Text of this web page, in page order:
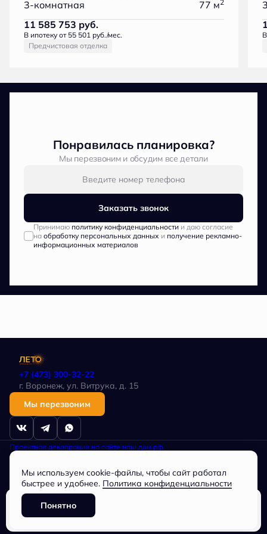
3-комнатная 77 м2
11 585 753 руб.
В ипотеку от 55 501 руб./мес.
Предчистовая отделка
Понравилась планировка?
Мы перезвоним и обсудим все детали
Заказать звонок
Принимаю политику конфиденциальностии даю согласие
на обработку персональных данных и получение рекламно-
информационных материалов
+7 (473) 300-32-22
г. Воронеж, ул. Витрука, д. 15
Мы перезвоним
Проектная декларация на сайте наш.дом.рф
Политика в отношении обработки персональных данных
исключительно информационный характер, не является публичной
офертой, определяемой положениями статьи 437 ГК РФ.
Общество с ограниченной ответственностью
СПЕЦИАЛИЗИРОВАННЫЙ ЗАСТРОЙЩИК «Партнер», ОГРН
1163668073744, ИНН 3662228034
Мы используем cookie-файлы, чтобы сайт работал
быстрее и удобнее. Политика конфиденциальности
Понятно